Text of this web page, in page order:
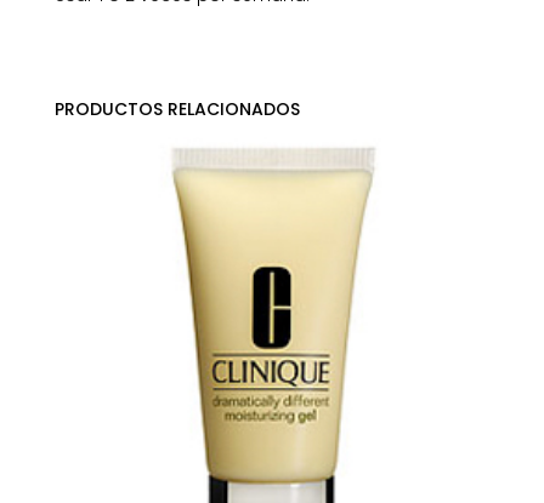
PRODUCTOS RELACIONADOS